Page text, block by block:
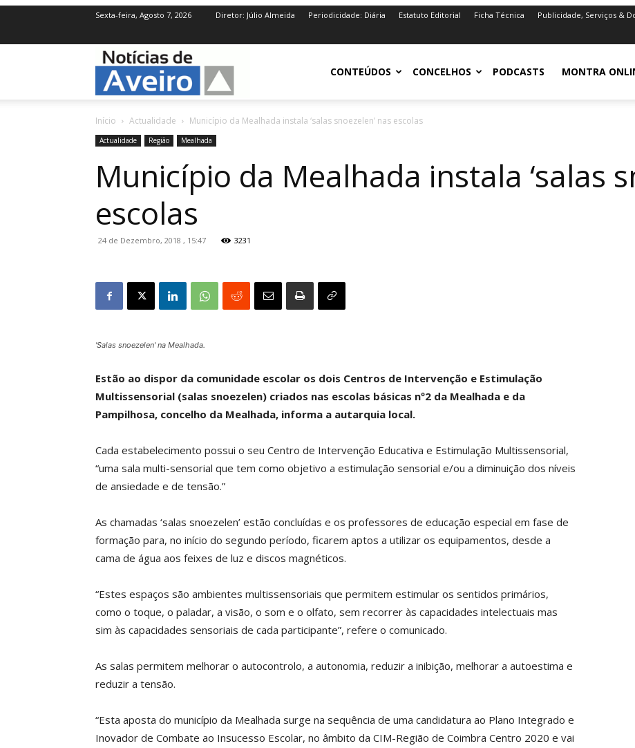
Sexta-feira, Agosto 7, 2026 Diretor: Júlio Almeida Periodicidade: Diária Estatuto Editorial Ficha Técnica Publicidade, Serviços &
NotíciasdeAveiro.ptCONTEÚDOS CONCELHOS PODCASTS MONTRA
Início Actualidade Município da Mealhada instala ‘salas snoezelen’ nas escolas
Actualidade Região Mealhada
Município da Mealhada instala ‘salas
escolas
24 de Dezembro, 2018 , 15:47 3231
'Salas snoezelen' na Mealhada.
Estão ao dispor da comunidade escolar os dois Centros de Intervenção e Estimulação
Multissensorial (salas snoezelen) criados nas escolas básicas nº2 da Mealhada e da
Pampilhosa, concelho da Mealhada, informa a autarquia local.
Cada estabelecimento possui o seu Centro de Intervenção Educativa e Estimulação Multissensorial,
“uma sala multi-sensorial que tem como objetivo a estimulação sensorial e/ou a diminuição dos níveis
de ansiedade e de tensão.”
As chamadas ‘salas snoezelen’ estão concluídas e os professores de educação especial em fase de
formação para, no início do segundo período, ficarem aptos a utilizar os equipamentos, desde a
cama de água aos feixes de luz e discos magnéticos.
“Estes espaços são ambientes multissensoriais que permitem estimular os sentidos primários,
como o toque, o paladar, a visão, o som e o olfato, sem recorrer às capacidades intelectuais mas
sim às capacidades sensoriais de cada participante”, refere o comunicado.
As salas permitem melhorar o autocontrolo, a autonomia, reduzir a inibição, melhorar a autoestima e
reduzir a tensão.
“Esta aposta do município da Mealhada surge na sequência de uma candidatura ao Plano Integrado e
Inovador de Combate ao Insucesso Escolar, no âmbito da CIM-Região de Coimbra Centro 2020 e vai